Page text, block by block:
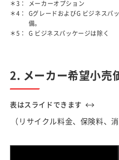
＊3：
メーカーオプション
＊4：
GグレードおよびG ビジネスパ
備。
＊5：
G ビジネスパッケージは除く
2. メーカー希望小売
（リサイクル料金、保険料、